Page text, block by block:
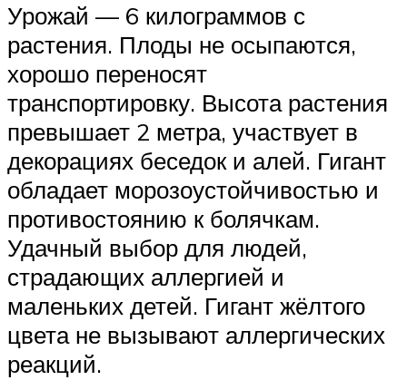
Урожай — 6 килограммов с
растения. Плоды не осыпаются,
хорошо переносят
транспортировку. Высота растения
превышает 2 метра, участвует в
декорациях беседок и алей. Гигант
обладает морозоустойчивостью и
противостоянию к болячкам.
Удачный выбор для людей,
страдающих аллергией и
маленьких детей. Гигант жёлтого
цвета не вызывают аллергических
реакций.